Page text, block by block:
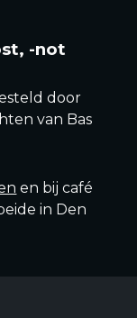
-not
door
van Bas
en bij café
in Den